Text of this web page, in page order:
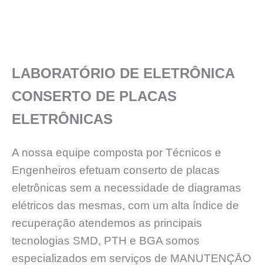
LABORATÓRIO DE ELETRÔNICA
CONSERTO DE PLACAS
ELETRÔNICAS
A nossa equipe composta por Técnicos e
Engenheiros efetuam conserto de placas
eletrônicas sem a necessidade de diagramas
elétricos das mesmas, com um alta índice de
recuperação atendemos as principais
tecnologias SMD, PTH e BGA somos
especializados em serviços de MANUTENÇĀO